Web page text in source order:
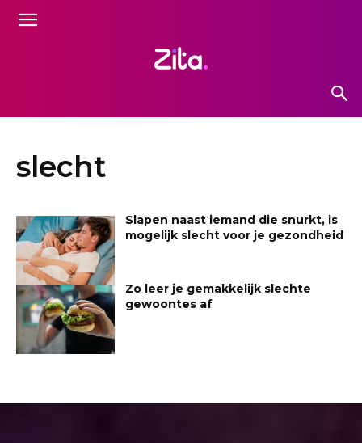
slecht
Slapen naast iemand die snurkt, is
mogelijk slecht voor je gezondheid
Zo leer je gemakkelijk slechte
gewoontes af